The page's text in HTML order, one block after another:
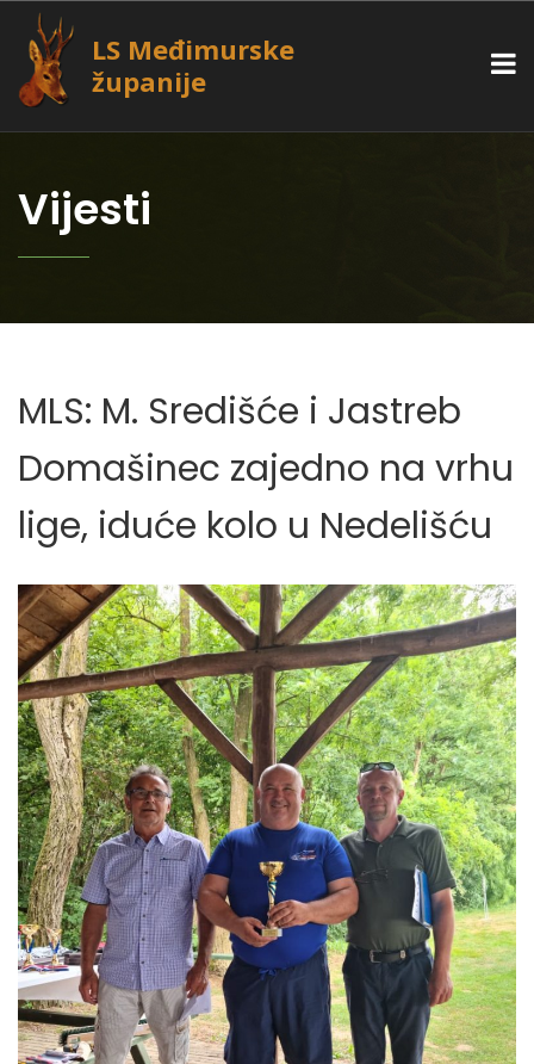
LS Međimurske
županije
Vijesti
MLS: M. Središće i Jastreb
Domašinec zajedno na vrhu
lige, iduće kolo u Nedelišću